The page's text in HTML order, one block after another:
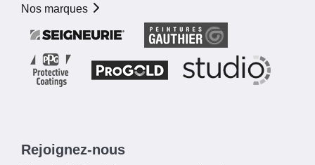
Nos marques
Rejoignez-nous